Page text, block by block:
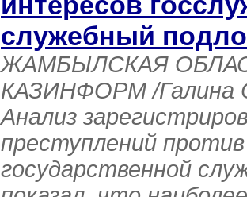
служебный
ЖАМБЫЛСКАЯ
КАЗИНФОРМ /Галина
Анализ
преступлений
государственной